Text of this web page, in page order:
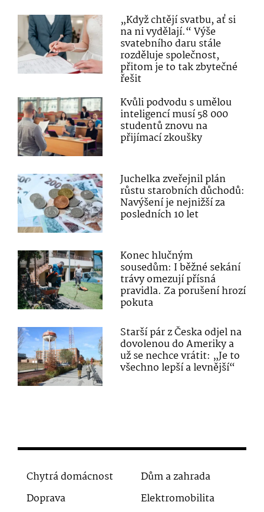
„Když chtějí svatbu, ať si
na ni vydělají.“ Výše
svatebního daru stále
rozděluje společnost,
přitom je to tak zbytečné
řešit
Kvůli podvodu s umělou
inteligencí musí 58 000
studentů znovu na
přijímací zkoušky
Juchelka zveřejnil plán
růstu starobních důchodů:
Navýšení je nejnižší za
posledních 10 let
Konec hlučným
sousedům: I běžné sekání
trávy omezují přísná
pravidla. Za porušení hrozí
pokuta
Starší pár z Česka odjel na
dovolenou do Ameriky a
už se nechce vrátit: „Je to
všechno lepší a levnější“
Chytrá domácnost
Dům a zahrada
Doprava
Elektromobilita